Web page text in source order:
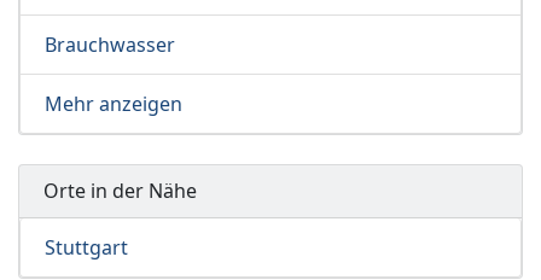
Brauchwasser
Mehr anzeigen
Orte in der Nähe
Stuttgart